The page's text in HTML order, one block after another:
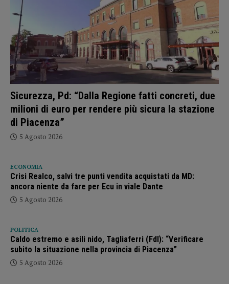
Sicurezza, Pd: “Dalla Regione fatti concreti, due
milioni di euro per rendere più sicura la stazione
di Piacenza”
5 Agosto 2026
ECONOMIA
Crisi Realco, salvi tre punti vendita acquistati da MD:
ancora niente da fare per Ecu in viale Dante
5 Agosto 2026
POLITICA
Caldo estremo e asili nido, Tagliaferri (FdI): “Verificare
subito la situazione nella provincia di Piacenza”
5 Agosto 2026